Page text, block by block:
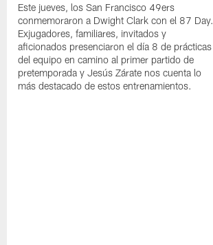
Este jueves, los San Francisco 49ers
conmemoraron a Dwight Clark con el 87 Day.
Exjugadores, familiares, invitados y
aficionados presenciaron el día 8 de prácticas
del equipo en camino al primer partido de
pretemporada y Jesús Zárate nos cuenta lo
más destacado de estos entrenamientos.